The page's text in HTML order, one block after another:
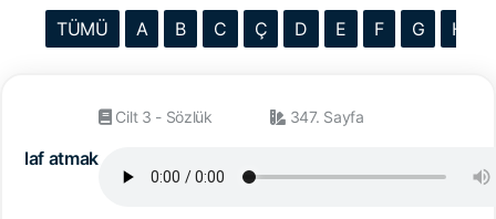
TÜMÜ A B C Ç D E F G H
laf atmak
Cilt 3 - Sözlük 347. Sayfa